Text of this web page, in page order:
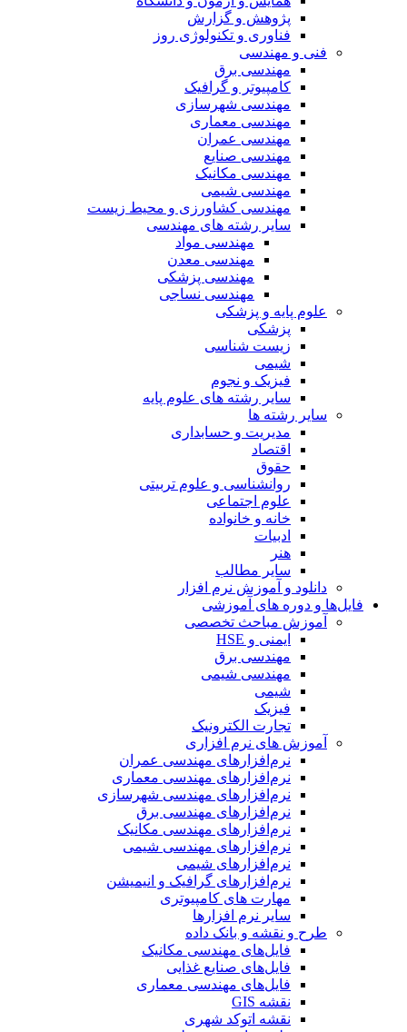
پژوهش و گزارش
فناوری و تکنولوژی روز
فنی و مهندسی
مهندسی برق
کامپیوتر و گرافیک
مهندسی شهرسازی
مهندسی معماری
مهندسی عمران
مهندسی صنایع
مهندسی مکانیک
مهندسی شیمی
مهندسی کشاورزی و محیط زیست
سایر رشته های مهندسی
مهندسی مواد
مهندسی معدن
مهندسی پزشکی
مهندسی نساجی
علوم پایه و پزشکی
پزشکی
زیست شناسی
شیمی
فیزیک و نجوم
سایر رشته های علوم پایه
سایر رشته ها
مدیریت و حسابداری
اقتصاد
حقوق
روانشناسی و علوم تربیتی
علوم اجتماعی
خانه و خانواده
ادبیات
هنر
سایر مطالب
دانلود و آموزش نرم افزار
فایل‌ها و دوره های آموزشی
آموزش مباحث تخصصی
ایمنی و HSE
مهندسی برق
مهندسی شیمی
شیمی
فیزیک
تجارت الکترونیک
آموزش های نرم افزاری
نرم‌افزارهای مهندسی عمران
نرم‌افزارهای مهندسی معماری
نرم‌افزارهای مهندسی شهرسازی
نرم‌افزارهای مهندسی برق
نرم‌افزارهای مهندسی مکانیک
نرم‌افزارهای مهندسی شیمی
نرم‌افزارهای شیمی
نرم‌افزارهای گرافیک و انیمیشن
مهارت های کامپیوتری
سایر نرم افزارها
طرح و نقشه و بانک داده
فایل‌های مهندسی مکانیک
فایل‌های صنایع غذایی
فایل‌های مهندسی معماری
نقشه GIS
نقشه اتوکد شهری